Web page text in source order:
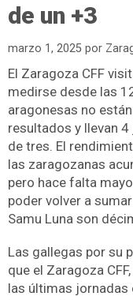
de un +3
marzo 1, 2025 por
El Zaragoza CFF
medirse desde las
aragonesas no
resultados y llevan
de tres. El
las zaragozanas
pero hace falta
poder volver a
Samu Luna son
Las gallegas por su
que el Zaragoza
las últimas jornadas